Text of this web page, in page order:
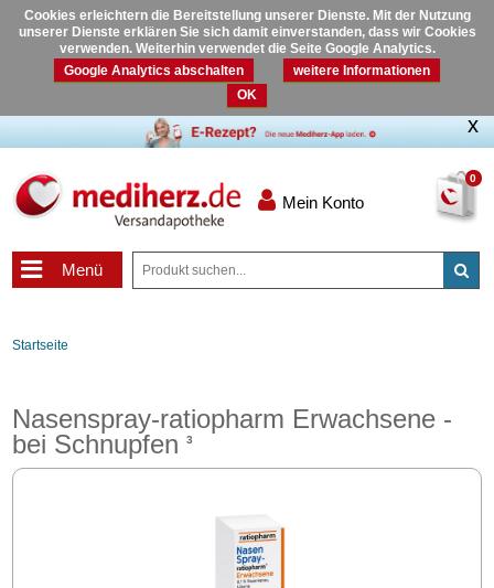
Cookies erleichtern die Bereitstellung unserer Dienste. Mit der Nutzung
unserer Dienste erklären Sie sich damit einverstanden, dass wir Cookies
verwenden. Weiterhin verwendet die Seite Google Analytics.
Google Analytics abschalten
weitere Informationen
OK
0
Mein Konto
Menü
Startseite
Nasenspray-ratiopharm Erwachsene -
bei Schnupfen3